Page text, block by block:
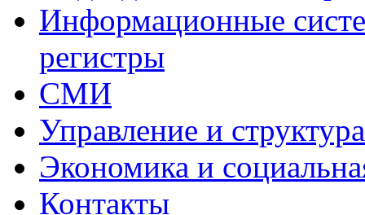
Информационные
регистры
СМИ
Управление и
Экономика и
Контакты